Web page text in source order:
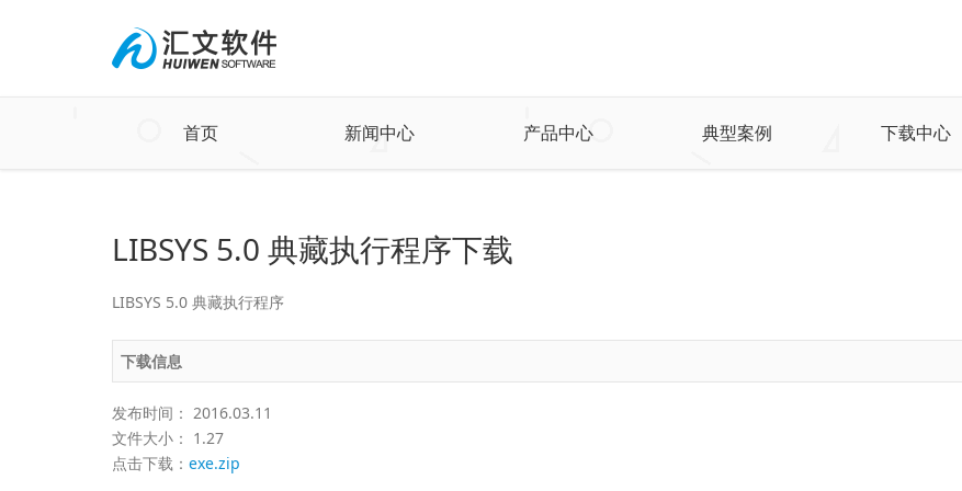
首页 新闻中心 产品中心 典型案例 下载中心
LIBSYS 5.0 典藏执行程序下载
LIBSYS 5.0 典藏执行程序
下载信息
发布时间： 2016.03.11
文件大小： 1.27
点击下载： exe.zip